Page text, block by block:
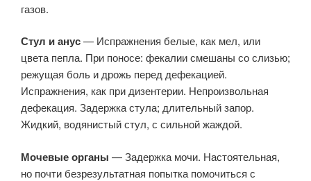
газов.
Стул и анус— Испражнения белые, как мел, или
цвета пепла. При поносе: фекалии смешаны со слизью;
режущая боль и дрожь перед дефекацией.
Испражнения, как при дизентерии. Непроизвольная
дефекация. Задержка стула; длительный запор.
Жидкий, водянистый стул, с сильной жаждой.
Мочевые органы — Задержка мочи. Настоятельная,
но почти безрезультатная попытка помочиться с